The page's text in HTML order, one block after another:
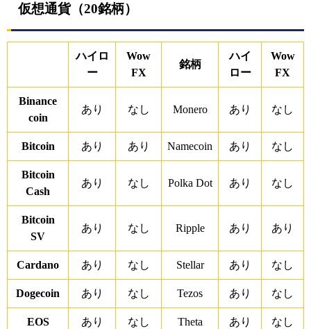
仮想通貨（20銘柄）
ハイロ
ー
Wow
FX
銘柄
ハイ
ロー
Wow
FX
Binance
coin
あり なし Monero あり なし
Bitcoin あり あり Namecoin あり なし
Bitcoin
Cash
あり なし Polka Dot あり なし
Bitcoin
SV
あり なし Ripple あり あり
Cardano あり なし Stellar あり なし
Dogecoin あり なし Tezos あり なし
EOS あり なし Theta あり なし